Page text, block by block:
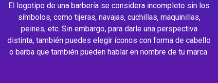
El logotipo de una barbería se considera incompleto sin los
símbolos, como tijeras, navajas, cuchillas, maquinillas,
peines, etc. Sin embargo, para darle una perspectiva
distinta, también puedes elegir íconos con forma de cabello
o barba que también pueden hablar en nombre de tu marca.